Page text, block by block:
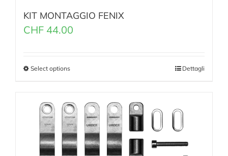
KIT MONTAGGIO FENIX
CHF 44.00
Select options Dettagli